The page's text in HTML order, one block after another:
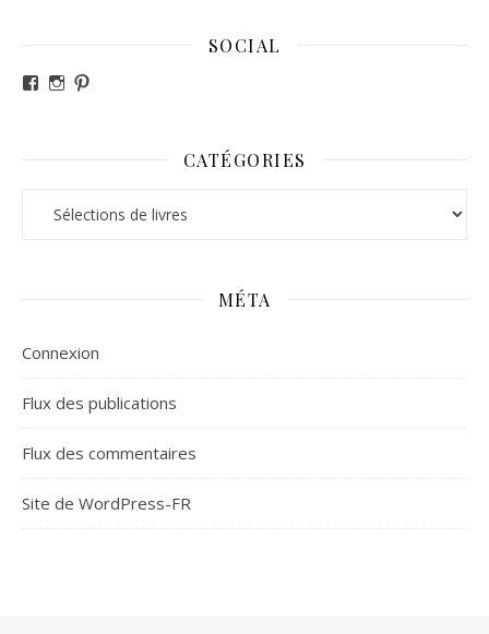
SOCIAL
Voir le profil de revesdefripouilles sur Facebook
Voir le profil de claire_revesdefripouilles sur
CATÉGORIES
MÉTA
Connexion
Flux des publications
Flux des commentaires
Site de WordPress-FR